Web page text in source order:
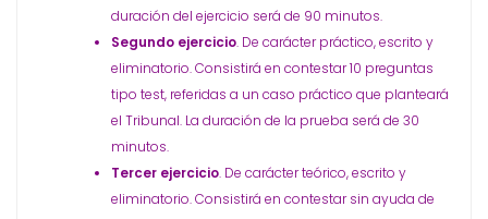
duración del ejercicio será de 90 minutos.
Segundo ejercicio. De carácter práctico, escrito y
eliminatorio. Consistirá en contestar 10 preguntas
tipo test, referidas a un caso práctico que planteará
el Tribunal. La duración de la prueba será de 30
minutos.
Tercer ejercicio. De carácter teórico, escrito y
eliminatorio. Consistirá en contestar sin ayuda de